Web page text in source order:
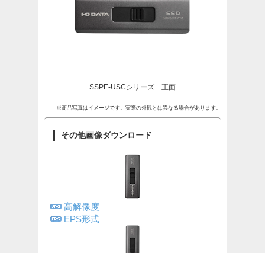
SSPE-USCシリーズ 正面
※商品写真はイメージです。実際の外観とは異なる場合があります。
その他画像ダウンロード
高解像度
EPS形式